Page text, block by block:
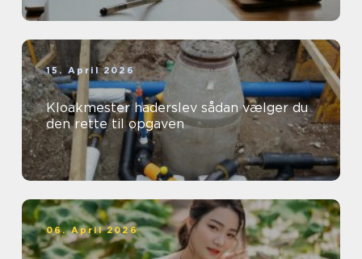
15. April 2026
Kloakmester haderslev sådan vælger du
den rette til opgaven
06. April 2026